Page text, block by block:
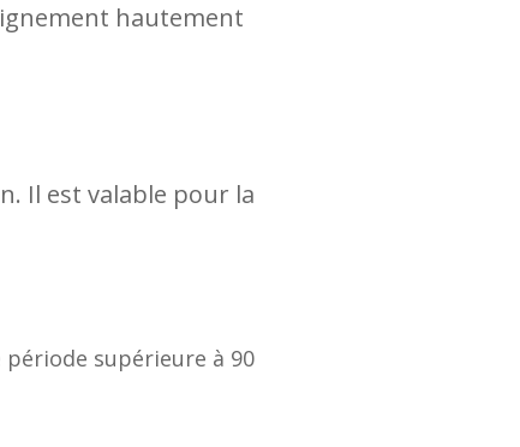
hautement
Il est valable pour la
période supérieure à 90